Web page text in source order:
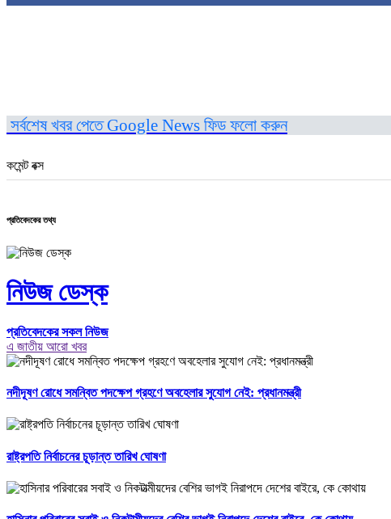
সর্বশেষ খবর পেতে Google News ফিড ফলো করুন
কমেন্ট বক্স
প্রতিবেদকের তথ্য
নিউজ ডেস্ক
প্রতিবেদকের সকল নিউজ
এ জাতীয় আরো খবর
নদীদূষণ রোধে সমন্বিত পদক্ষেপ গ্রহণে অবহেলার সুযোগ নেই: প্রধানমন্ত্রী
রাষ্ট্রপতি নির্বাচনের চূড়ান্ত তারিখ ঘোষণা